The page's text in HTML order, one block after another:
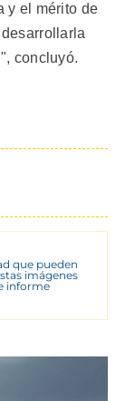
y el mérito de
concluyó.
que pueden
imágenes
informe